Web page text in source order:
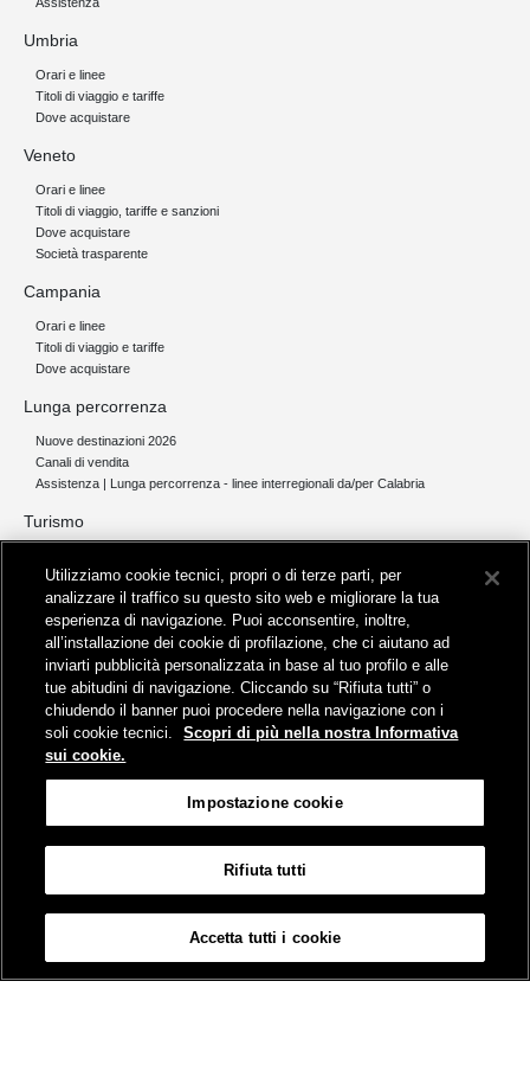
Umbria
Orari e linee
Titoli di viaggio e tariffe
Dove acquistare
Veneto
Orari e linee
Titoli di viaggio, tariffe e sanzioni
Dove acquistare
Società trasparente
Campania
Orari e linee
Titoli di viaggio e tariffe
Dove acquistare
Lunga percorrenza
Nuove destinazioni 2026
Canali di vendita
Assistenza | Lunga percorrenza - linee interregionali da/per Calabria
Turismo
Servizi per aeroporti
Servizi di noleggio con conducente
Servizio di navigazione sul Lago Trasimeno
News e comunicati stampa
Comunicati stampa
Busitalia – Sita Nord
, Gruppo FS Italiane, è attiva nei servizi di
trasporto locale in Italia ed all'estero, che gestisce direttamente o
attraverso società controllate.
Viale Fratelli Rosselli, 80 - 50123 Firenze
© Gruppo FS Italiane 2019
Protezione dati personali
Partita Iva Busitalia - Sita Nord S.r.l. 06473721006
Utilizziamo cookie tecnici, propri o di terze parti, per
analizzare il traffico su questo sito web e migliorare la tua
esperienza di navigazione. Puoi acconsentire, inoltre,
all’installazione dei cookie di profilazione, che ci aiutano ad
inviarti pubblicità personalizzata in base al tuo profilo e alle
tue abitudini di navigazione. Cliccando su “Rifiuta tutti” o
chiudendo il banner puoi procedere nella navigazione con i
soli cookie tecnici.
Scopri di più nella nostra Informativa
sui cookie.
Impostazione cookie
Rifiuta tutti
Accetta tutti i cookie